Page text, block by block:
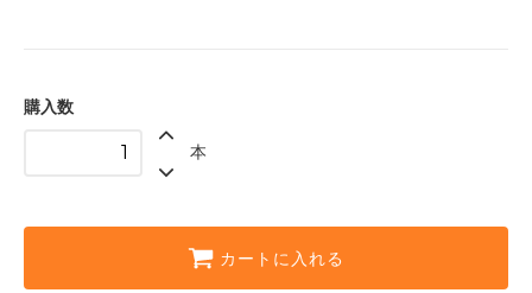
購入数
本
カートに入れる